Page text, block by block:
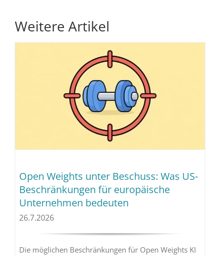
Weitere Artikel
Open Weights unter Beschuss: Was US-
Beschränkungen für europäische
Unternehmen bedeuten
26.7.2026
Die möglichen Beschränkungen für Open Weights KI